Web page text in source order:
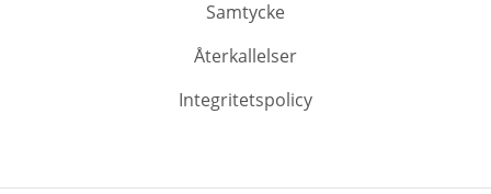
Samtycke
Återkallelser
Integritetspolicy